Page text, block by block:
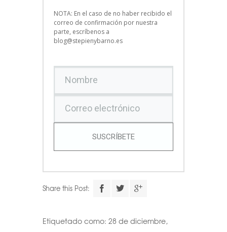
NOTA: En el caso de no haber recibido el
correo de confirmación por nuestra
parte, escríbenos a
blog@stepienybarno.es
SUSCRÍBETE
Share this Post:
Etiquetado como: 28 de diciembre,